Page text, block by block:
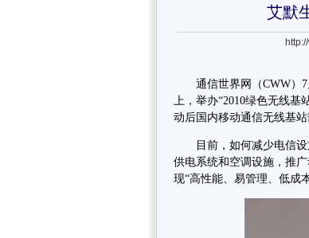
艾默
通信世界网（CWW）
上，举办“2010绿色无线基
动后国内移动通信无线基站
目前，如何减少电信
供电系统和空调设施，推
现“高性能、易管理、低成